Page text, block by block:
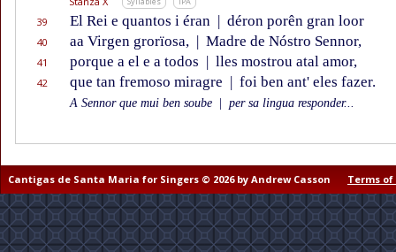
39 El Rei e quantos i éran | déron porên gran loor
40 aa Virgen grorïosa, | Madre de Nóstro Sennor,
41 porque a el e a todos | lles mostrou atal amor,
42 que tan fremoso miragre | foi ben ant' eles fazer.
A Sennor que mui ben soube per sa lingua responder...
Cantigas de Santa Maria for Singers © 2026 by Andrew Casson Terms of